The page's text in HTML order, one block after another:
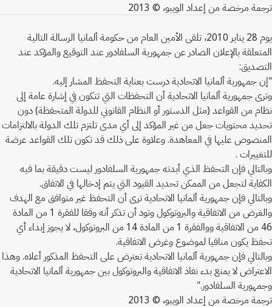
ترجمة مرخصة من إعداد الويبو، © 2013
يوم 28 يناير 2010، تلقى الأمين العام من حكومة ألمانيا الرسالة التالية
المتعلقة بالإعلان الصادر عن جمهورية السلفادور عند التوقيع والمؤكد عند
التصديق:
"إن جمهورية ألمانيا الاتحادية درست بعناية التحفظ المشار إليه.
وترى جمهورية ألمانيا الاتحادية أن التحفظات التي تتكون في إشارة عامة إلى
نظام من القواعد (مثل الدستور أو النظام القانوني للدولة المتحفظة) دون
تحديد محتويات جعل من غير المؤكد إلى أي مدى تلتزم تلك الدولة بالالتزامات
المنصوص عليها في المعاهدة. وعلاوة على ذلك قد تكون تلك القواعد عرضة
للتغييرات .
وبالتالي فإن التحفظ الذي أبدته جمهورية السلفادور ليست دقيقة بما فيه
الكفاية لتجعل من الممكن تحديد القيود التي يتم إدخالها في الاتفاق.
وبالتالي فإن جمهورية ألمانيا الاتحادية ترى أن التحفظ غير متوافق مع الهدف
والغرض من الاتفاقية والبروتوكول وتود أن تذكر أنه وفقا للفقرة 1 من المادة
46 من الاتفاقية ووالفقرة 1 من المادة 14 من البروتوكول، لا يجوز إبداء أي
تحفظ يكون منافيا لموضوع وغرض الاتفاقية.
وبالتالي فإن جمهورية ألمانيا الاتحادية تعترض على التحفظ المذكور أعلاه. وهذا
الاعتراض لا يمنع بدء نفاذ الاتفاقية والبروتوكول بين جمهورية ألمانيا الاتحادية
وجمهورية السلفادور."
ترجمة مرخصة من إعداد الويبو، © 2013